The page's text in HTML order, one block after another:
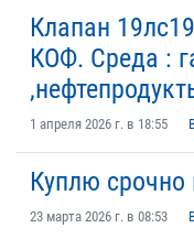
Клапан
КОФ. Среда :
1 апреля 2026 г. в 18:55
Куплю срочно
23 марта 2026 г. в 08:53